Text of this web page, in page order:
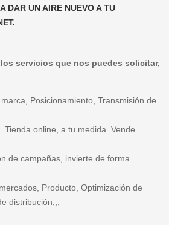
DAR UN AIRE NUEVO A TU
servicios que nos puedes solicitar,
Posicionamiento, Transmisión de
online, a tu medida. Vende
de campañas, invierte de forma
Producto, Optimización de
distribución,,,